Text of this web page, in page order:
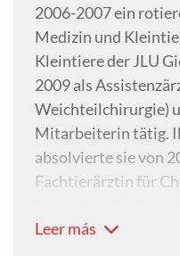
2006-2007 ein
Medizin und
Kleintiere der JLU
2009 als
Weichteilchirurgie)
Mitarbeiterin tätig.
absolvierte sie von
Fachtierärztin für
Dipl. ECVS (2013)
Leer más